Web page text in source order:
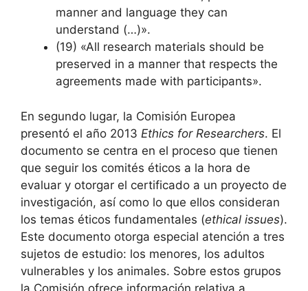
manner and language they can
understand (…)».
(19) «All research materials should be
preserved in a manner that respects the
agreements made with participants».
En segundo lugar, la Comisión Europea
presentó el año 2013 Ethics for Researchers. El
documento se centra en el proceso que tienen
que seguir los comités éticos a la hora de
evaluar y otorgar el certificado a un proyecto de
investigación, así como lo que ellos consideran
los temas éticos fundamentales (ethical issues).
Este documento otorga especial atención a tres
sujetos de estudio: los menores, los adultos
vulnerables y los animales. Sobre estos grupos
la Comisión ofrece información relativa a